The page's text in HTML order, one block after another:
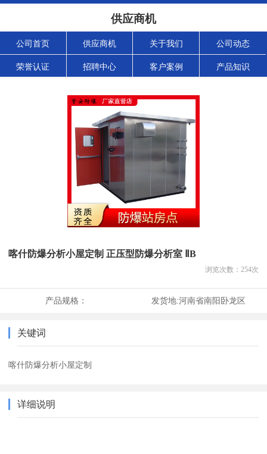
供应商机
公司首页 供应商机 关于我们 公司动态
荣誉认证 招聘中心 客户案例 产品知识
喀什防爆分析小屋定制 正压型防爆分析室 ⅡB
浏览次数： 254次
产品规格： 发货地:河南省南阳卧龙区
关键词
喀什防爆分析小屋定制
详细说明